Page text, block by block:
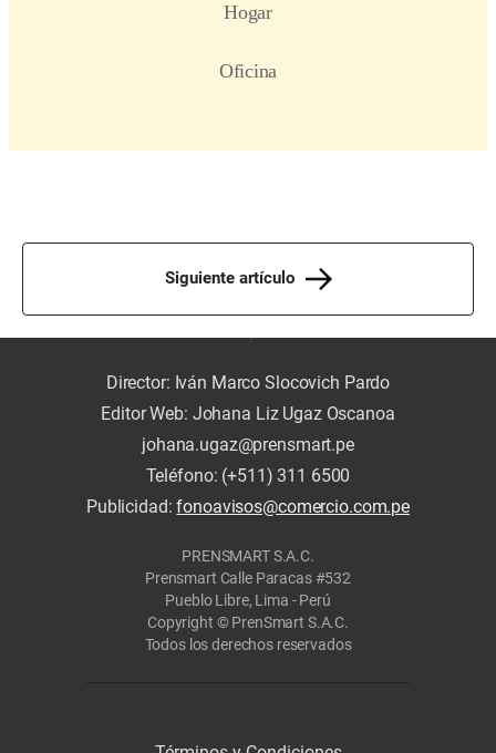
Siguiente artículo
Director: Iván Marco Slocovich Pardo
Editor Web: Johana Liz Ugaz Oscanoa
johana.ugaz@prensmart.pe
Teléfono: (+511) 311 6500
Publicidad:fonoavisos@comercio.com.pe
PRENSMART S.A.C.
Prensmart Calle Paracas #532
Pueblo Libre, Lima - Perú
Copyright © PrenSmart S.A.C.
Todos los derechos reservados